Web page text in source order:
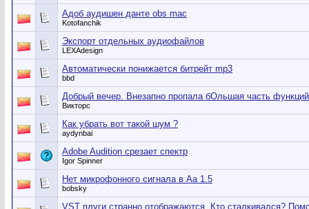
Адоб аудишен данте obs mac
Kotofanchik
Экспорт отдельных аудиофайлов
LEXAdesign
Автоматически понижается битрейт mp3
bbd
Добрый вечер. Внезапно пропала бОльшая часть
Викторс
Как убрать вот такой шум ?
aydynbai
Adobe Audition срезает спектр
Igor Spinner
Нет микрофонного сигнала в Aa 1.5
bobsky
VST плуги странно отображаются. Кто сталкивался?